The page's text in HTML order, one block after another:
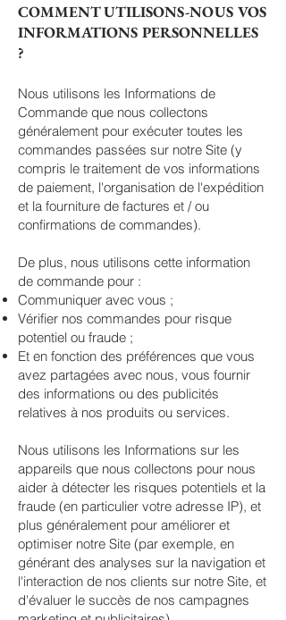
COMMENT UTILISONS-NOUS VOS
INFORMATIONS PERSONNELLES
?
Nous utilisons les Informations de
Commande que nous collectons
généralement pour exécuter toutes les
commandes passées sur notre Site (y
compris le traitement de vos informations
de paiement, l'organisation de l'expédition
et la fourniture de factures et / ou
confirmations de commandes).
De plus, nous utilisons cette information
de commande pour :
Communiquer avec vous ;
Vérifier nos commandes pour risque
potentiel ou fraude ;
Et en fonction des préférences que vous
avez partagées avec nous, vous fournir
des informations ou des publicités
relatives à nos produits ou services.
Nous utilisons les Informations sur les
appareils que nous collectons pour nous
aider à détecter les risques potentiels et la
fraude (en particulier votre adresse IP), et
plus généralement pour améliorer et
optimiser notre Site (par exemple, en
générant des analyses sur la navigation et
l'interaction de nos clients sur notre Site, et
d'évaluer le succès de nos campagnes